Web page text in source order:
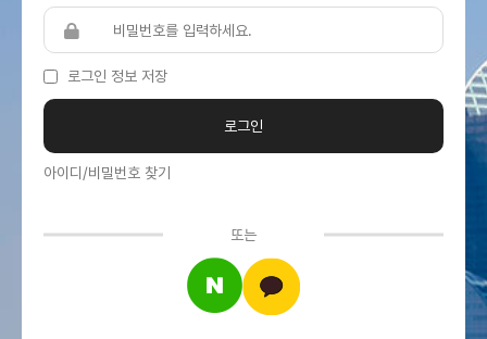
로그인 정보 저장
아이디/비밀번호 찾기
또는